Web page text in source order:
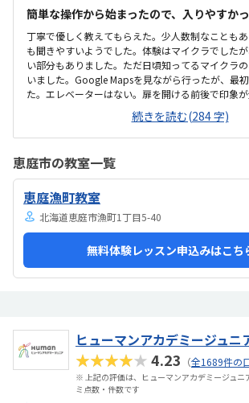
簡単な操作から始まったので、入りやすか
丁寧で優しく教えてもらえた。少人数制なことも
も聞きやすいようでした。体験はマイクラでした
い部分もありました。ただ日頃知ってるマイクラ
いました。Google Mapsを見ながら行ったが、最
た。エレベーターはない。扉を開ける前後で印象
とても綺麗で、広々としていました。教室内は土足
に綺麗でした。プログラミングあるあるですが、
は高い。他の習い事もしているので悩みどころで
続きを読む(284 字)
恵庭市の教室一覧
恵庭漁町教室
北海道恵庭市漁町1丁目5-40
無料体験レッスン申込みはこち
ヒューマンアカデミージュニ
★★★★★4.23 （全1689件の
※ 上記の評価は、ヒューマンアカデミージュニ
ミ点数・件数です